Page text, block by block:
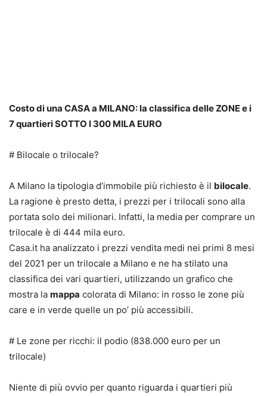
Costo di una CASA a MILANO: la classifica delle ZONE e i
7 quartieri SOTTO I 300 MILA EURO
# Bilocale o trilocale?
A Milano la tipologia d’immobile più richiesto è il bilocale.
La ragione è presto detta, i prezzi per i trilocali sono alla
portata solo dei milionari. Infatti, la media per comprare un
trilocale è di 444 mila euro.
Casa.it ha analizzato i prezzi vendita medi nei primi 8 mesi
del 2021 per un trilocale a Milano e ne ha stilato una
classifica dei vari quartieri, utilizzando un grafico che
mostra la mappa colorata di Milano: in rosso le zone più
care e in verde quelle un po’ più accessibili.
# Le zone per ricchi: il podio (838.000 euro per un
trilocale)
Niente di più ovvio per quanto riguarda i quartieri più